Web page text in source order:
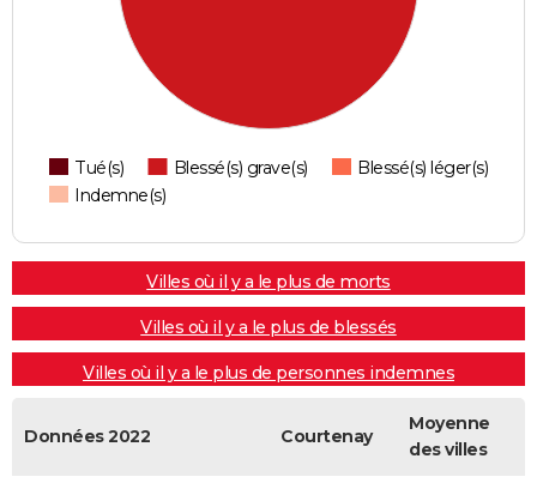
Tué(s) Blessé(s) grave(s)
Blessé(s) léger(s)
Indemne(s)
Villes où il y a le plus de morts
Villes où il y a le plus de blessés
Villes où il y a le plus de personnes indemnes
Données 2022 Courtenay
Moyenne
des villes